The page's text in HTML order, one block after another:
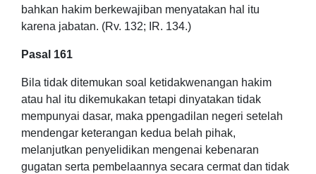
bahkan hakim berkewajiban menyatakan hal itu
karena jabatan. (Rv. 132; IR. 134.)
Pasal 161
Bila tidak ditemukan soal ketidakwenangan hakim
atau hal itu dikemukakan tetapi dinyatakan tidak
mempunyai dasar, maka ppengadilan negeri setelah
mendengar keterangan kedua belah pihak,
melanjutkan penyelidikan mengenai kebenaran
gugatan serta pembelaannya secara cermat dan tidak